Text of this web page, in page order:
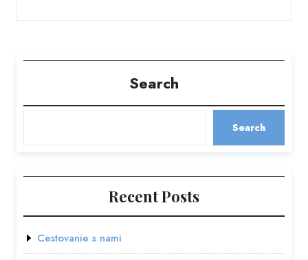
Search
Search
Recent Posts
Cestovanie s nami